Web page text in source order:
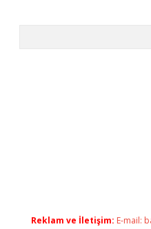
Reklam ve İletişim: E-mail: